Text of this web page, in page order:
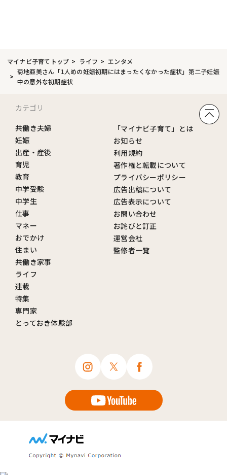
マイナビ子育てトップ ライフ
エンタメ
菊地亜美さん「1人めの妊娠初期にはまったくなかった症状」第二子妊娠
中の意外な初期症状
カテゴリ
共働き夫婦
妊娠
出産・産後
育児
教育
中学受験
中学生
仕事
マネー
おでかけ
住まい
共働き家事
ライフ
連載
特集
専門家
とっておき体験部
「マイナビ子育て」とは
お知らせ
利用規約
著作権と転載について
プライバシーポリシー
広告出稿について
広告表示について
お問い合わせ
お詫びと訂正
運営会社
監修者一覧